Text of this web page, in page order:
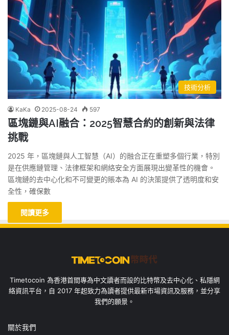
技術分析
KaKa 2025-08-24 597
區塊鏈與AI融合：2025智慧合約的創新與法律
挑戰
2025 年，區塊鏈與人工智慧（AI）的融合正在重塑多個行業，特別
是在供應鏈管理、法律框架和網絡安全方面展現出變革性的機會。
區塊鏈的去中心化和不可變更的賬本為 AI 的決策提供了透明度和安
全性，確保數
閱讀更多
Timetocoin 為香港首間專為中文讀者而設的比特幣及去中心化、私隱網
絡資訊平台，自 2017 年起致力為讀者提供最新市場資訊及服務，並分享
我們的願景。
關於我們